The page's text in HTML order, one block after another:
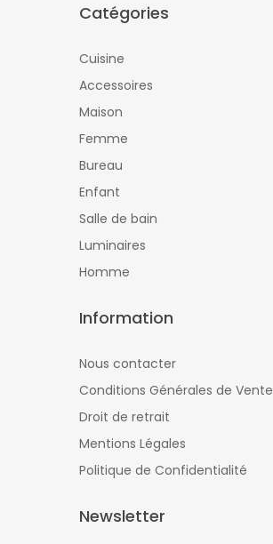
Catégories
Cuisine
Accessoires
Maison
Femme
Bureau
Enfant
Salle de bain
Luminaires
Homme
Information
Nous contacter
Conditions Générales de Vente
Droit de retrait
Mentions Légales
Politique de Confidentialité
Newsletter